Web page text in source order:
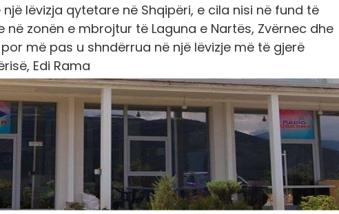
lëvizja qytetare në Shqipëri, e cila nisi në fund të
zonën e mbrojtur të Laguna e Nartës, Zvërnec dhe
më pas u shndërrua në një lëvizje më të gjerë
Edi Rama